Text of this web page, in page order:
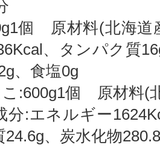
個 原材料(北海
、タンパク質
、食塩0g
:600g1個 原材料(
:エネルギー
24.6g、炭水化物